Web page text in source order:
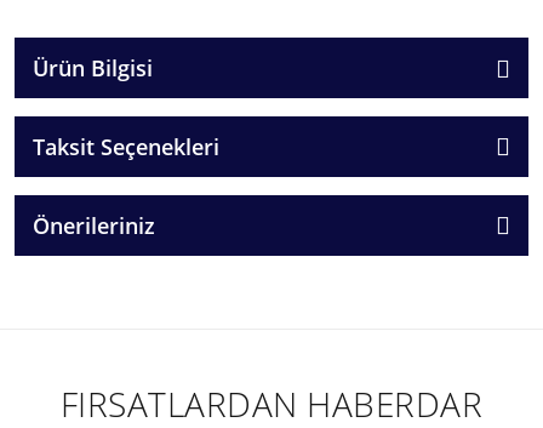
Ürün Bilgisi
Taksit Seçenekleri
Önerileriniz
FIRSATLARDAN HABERDAR